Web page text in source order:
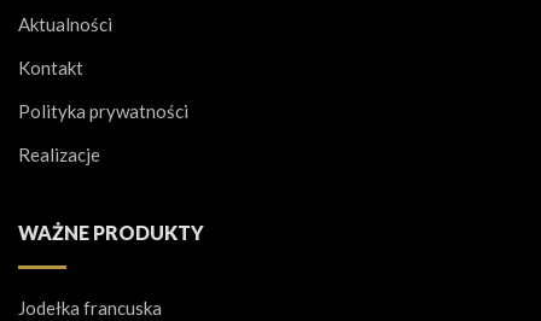
Aktualności
Kontakt
Polityka prywatności
Realizacje
WAŻNE PRODUKTY
Jodełka francuska